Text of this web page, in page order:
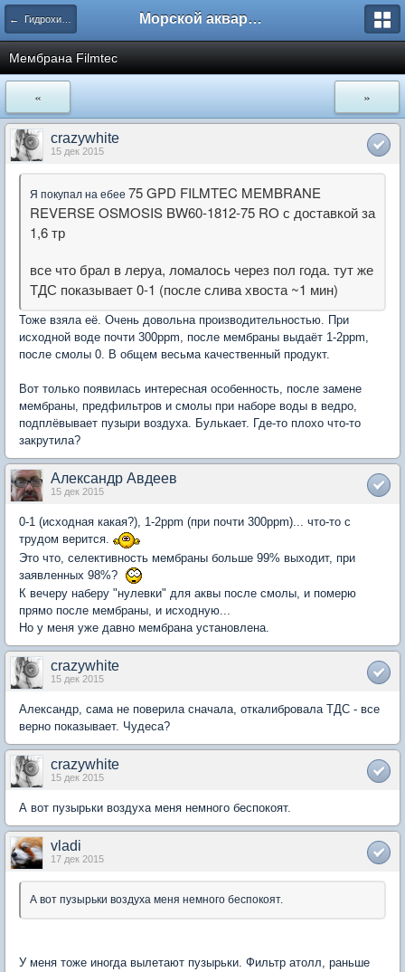
← Гидрохимия и водоподготовка Морской аквариум. Форумы ReefCentral.ru
Мембрана Filmtec
« »
crazywhite
15 дек 2015
Я покупал на ебее 75 GPD FILMTEC MEMBRANE
REVERSE OSMOSIS BW60-1812-75 RO с доставкой за
1,6 тр
все что брал в леруа, ломалось через пол года. тут же
ТДС показывает 0-1 (после слива хвоста ~1 мин)
Тоже взяла её. Очень довольна производительностью. При
исходной воде почти 300ppm, после мембраны выдаёт 1-2ppm,
после смолы 0. В общем весьма качественный продукт.
Вот только появилась интересная особенность, после замене
мембраны, предфильтров и смолы при наборе воды в ведро,
подплёвывает пузыри воздуха. Булькает. Где-то плохо что-то
закрутила?
Александр Авдеев
15 дек 2015
0-1 (исходная какая?), 1-2ppm (при почти 300ppm)... что-то с
трудом верится.
Это что, селективность мембраны больше 99% выходит, при
заявленных 98%?
К вечеру наберу "нулевки" для аквы после смолы, и померю
прямо после мембраны, и исходную...
Но у меня уже давно мембрана установлена.
crazywhite
15 дек 2015
Александр, сама не поверила сначала, откалибровала ТДС - все
верно показывает. Чудеса?
crazywhite
15 дек 2015
А вот пузырьки воздуха меня немного беспокоят.
vladi
17 дек 2015
А вот пузырьки воздуха меня немного беспокоят.
У меня тоже иногда вылетают пузырьки. Фильтр атолл, раньше